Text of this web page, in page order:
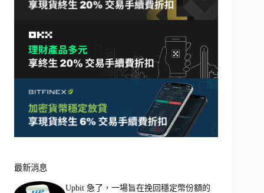
最新消息
Upbit 急了，一場旨在挽回穩定幣份額的